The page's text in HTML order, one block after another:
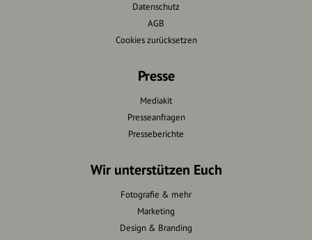
Datenschutz
AGB
Cookies zurücksetzen
Presse
Mediakit
Presseanfragen
Presseberichte
Wir unterstützen Euch
Fotografie & mehr
Marketing
Design & Branding